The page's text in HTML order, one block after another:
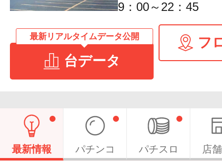
9：00～22：45
最新リアルタイムデータ公開
台データ
フ
最新情報 パチンコ パチスロ 店